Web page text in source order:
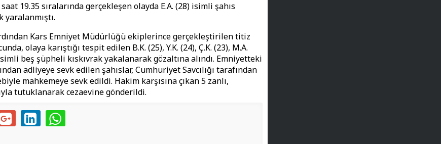
19.35 sıralarında gerçekleşen olayda E.A. (28) isimli şahıs
Kars Emniyet Müdürlüğü ekiplerince gerçekleştirilen titiz
olaya karıştığı tespit edilen B.K. (25), Y.K. (24), Ç.K. (23), M.A.
beş şüpheli kıskıvrak yakalanarak gözaltına alındı. Emniyetteki
adliyeye sevk edilen şahıslar, Cumhuriyet Savcılığı tarafından
mahkemeye sevk edildi. Hakim karşısına çıkan 5 zanlı,
tutuklanarak cezaevine gönderildi.